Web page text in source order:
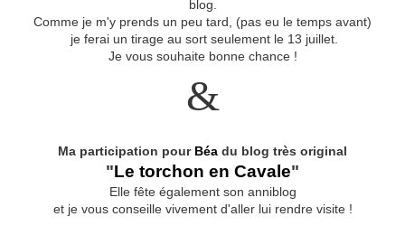
blog.
Comme je m'y prends un peu tard, (pas eu le temps avant)
je ferai un tirage au sort seulement le 13 juillet.
Je vous souhaite bonne chance !
&
Ma participation pour Béa du blog très original
"Le torchon en Cavale"
Elle fête également son anniblog
et je vous conseille vivement d'aller lui rendre visite !